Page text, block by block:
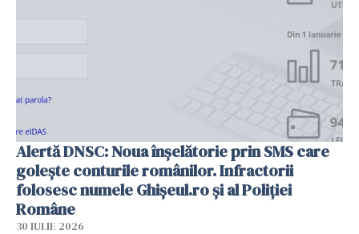
Alertă DNSC: Noua înșelătorie prin SMS care
golește conturile românilor. Infractorii
folosesc numele Ghișeul.ro și al Poliției
Române
30 IULIE 2026